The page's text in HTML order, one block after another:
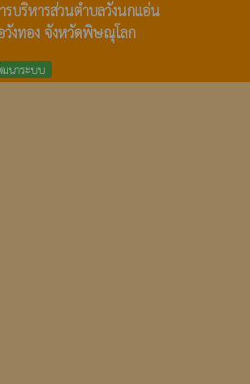
รบริหารส่วนตำบลวังนกแอ่น
วังทอง จังหวัดพิษณุโลก
นาระบบ